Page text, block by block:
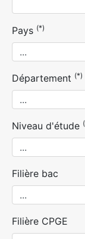
Pays (*)
Département (*)
Niveau d'étude
Filière bac
Filière CPGE